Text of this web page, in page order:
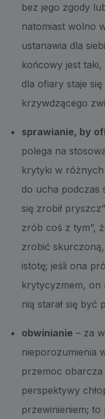
bez jego zgody
natomiast wolno
ustanawia dla
końcowy jest
dla ofiary staje
krzywdzącego
sprawianie, by
polega na
krytyki w
do ucha podczas
się zrobił
zrób coś z tym”,
zrobić skurczoną,
istotę; jeśli ona
krytycyzmem, on
nią starał się być
obwinianie – za
nieporozumienia
przemoc
perspektywy
przewinieniem;